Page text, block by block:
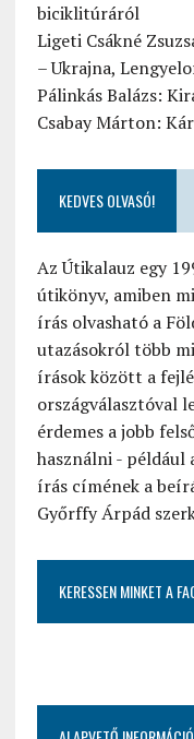
biciklitúráról
Ligeti Csákné
– Ukrajna,
Pálinkás Balázs:
Csabay Márton:
KEDVES OLVASÓ!
Az Útikalauz egy
útikönyv, amiben
írás olvasható a
utazásokról több
írások között a
országválasztóval
érdemes a jobb
használni - például
írás címének a
Győrffy Árpád
KERESSEN MINKET A